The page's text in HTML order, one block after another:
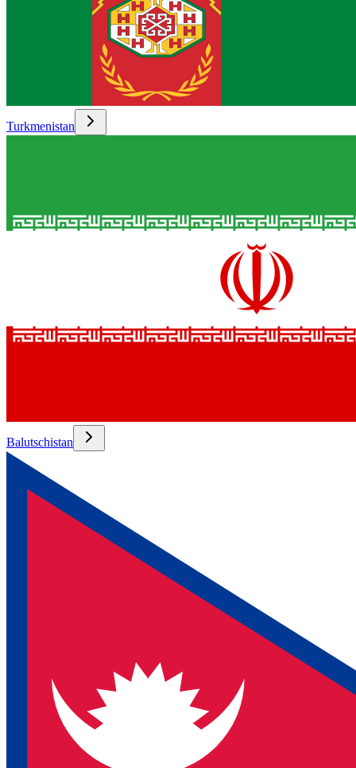
Turkmenistan
Balutschistan